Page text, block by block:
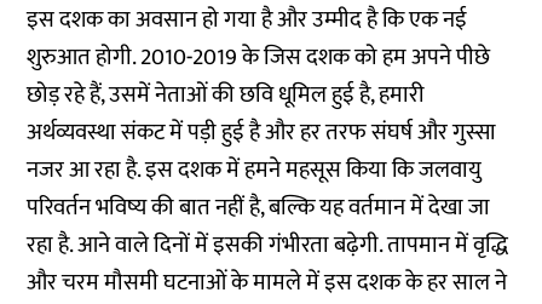
इस दशक का अवसान हो गया है और उम्मीद है कि एक नई
शुरुआत होगी. 2010-2019 के जिस दशक को हम अपने पीछे
छोड़ रहे हैं, उसमें नेताओं की छवि धूमिल हुई है, हमारी
अर्थव्यवस्था संकट में पड़ी हुई है और हर तरफ संघर्ष और गुस्सा
नजर आ रहा है. इस दशक में हमने महसूस किया कि जलवायु
परिवर्तन भविष्य की बात नहीं है, बल्कि यह वर्तमान में देखा जा
रहा है. आने वाले दिनों में इसकी गंभीरता बढ़ेगी. तापमान में वृद्धि
और चरम मौसमी घटनाओं के मामले में इस दशक के हर साल ने